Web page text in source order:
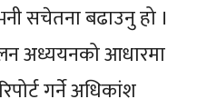
सचेतना बढाउनु हो ।
अध्ययनको आधारमा
गर्ने अधिकांश